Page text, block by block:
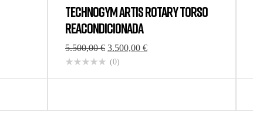
TECHNOGYM ARTIS ROTARY TORSO
REACONDICIONADA
5.500,00€ 3.500,00 €
(0)